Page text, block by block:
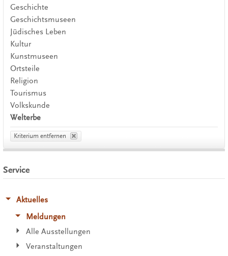
Geschichte
Geschichtsmuseen
Jüdisches Leben
Kultur
Kunstmuseen
Ortsteile
Religion
Tourismus
Volkskunde
Welterbe
Kriterium entfernen
Service
Aktuelles
Meldungen
Alle Ausstellungen
Veranstaltungen